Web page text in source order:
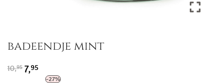
badeendje mint
10,95 Oorspronkelijke
prijs
7,95Huidige
prijs
-27%